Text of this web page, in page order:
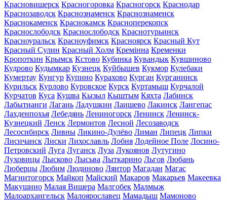
Красновишерск Красногоровка Красногорск Краснодар
Краснозаводск Краснознаменск Краснознаменск
Краснокаменск Краснокамск Красноперекопск
Краснослободск Краснослободск Краснотурьинск
Красноуральск Красноуфимск Красноярск Красный Кут
Красный Сулин Красный Холм Кремінна Кременки
Кропоткин Крымск Кстово Кубинка Кувандык Кувшиново
Кудрово Кудымкар Кузнецк Куйбышев Кукмор Кулебаки
Кумертау Кунгур Купино Курахово Курган Курганинск
Курильск Курлово Куровское Курск Куртамыш Курчалой
Курчатов Куса Кушва Кызыл Кыштым Кяхта Лабинск
Лабытнанги Лагань Ладушкин Лаишево Лакинск Лангепас
Лахденпохья Лебедянь Лениногорск Ленинск Ленинск-
Кузнецкий Ленск Лермонтов Лесной Лесозаводск
Лесосибирск Ливны Ликино-Дулёво Лиман Липецк Липки
Лисичанск Лиски Лихославль Лобня Лодейное Поле Лосино-
Петровский Луга Луганск Луза Лукоянов Лутугино
Луховицы Лысково Лысьва Лыткарино Льгов Любань
Люберцы Любим Людиново Лянтор Магадан Магас
Магнитогорск Майкоп Майский Макаров Макарьев Макеевка
Макушино Малая Вишера Малгобек Малмыж
Малоархангельск Малоярославец Мамадыш Мамоново